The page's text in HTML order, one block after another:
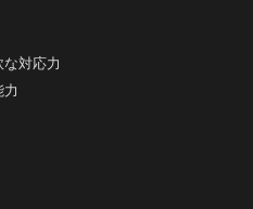
対応力
力